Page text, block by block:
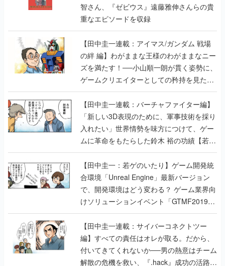
智さん、『ゼビウス』遠藤雅伸さんらの貴
重なエピソードを収録
【田中圭一連載：アイマス/ガンダム 戦場
の絆 編】わがままな王様のわがままなニー
ズを満たす！──小山順一朗が貫く姿勢に、
ゲームクリエイターとしての矜持を見た
【若ゲのいたり最終回】
【田中圭一連載：バーチャファイター編】
「新しい3D表現のために、軍事技術を採り
入れたい」世界情勢を味方につけて、ゲー
ムに革命をもたらした鈴木 裕の功績【若ゲ
のいたり】
【田中圭一：若ゲのいたり】ゲーム開発統
合環境「Unreal Engine」最新バージョン
で、開発環境はどう変わる？ ゲーム業界向
けソリューションイベント「GTMF2019」
に行って、より理解を深めよう【PR】
【田中圭一連載：サイバーコネクトツー
編】すべての責任はオレが取る。だから、
付いてきてくれないか──男の熱意はチーム
解散の危機を救い、『.hack』成功の活路を